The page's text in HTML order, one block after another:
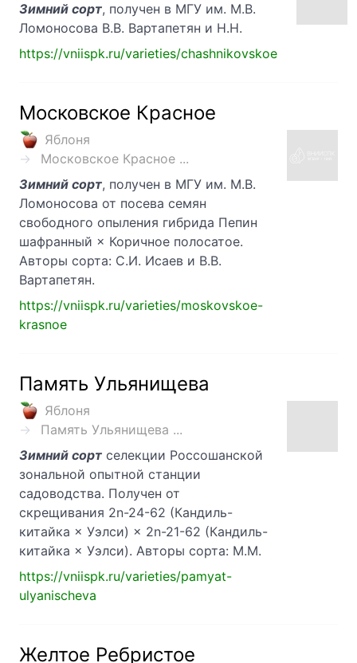
Зимний сорт, получен в МГУ им. М.В.
Ломоносова В.В. Вартапетян и Н.Н.
https://vniispk.ru/varieties/chashnikovskoe
Московское Красное
Яблоня
Московское Красное ...
Зимний сорт, получен в МГУ им. М.В.
Ломоносова от посева семян
свободного опыления гибрида Пепин
шафранный × Коричное полосатое.
Авторы сорта: С.И. Исаев и В.В.
Вартапетян.
https://vniispk.ru/varieties/moskovskoe-
krasnoe
Память Ульянищева
Яблоня
Память Ульянищева ...
Зимний сорт селекции Россошанской
зональной опытной станции
садоводства. Получен от
скрещивания 2n-24-62 (Кандиль-
китайка × Уэлси) × 2n-21-62 (Кандиль-
китайка × Уэлси). Авторы сорта: М.М.
https://vniispk.ru/varieties/pamyat-
ulyanischeva
Желтое Ребристое